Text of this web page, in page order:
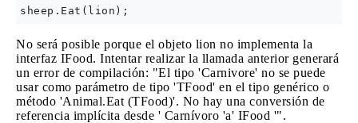
No será posible porque el objeto lion no implementa la
interfaz IFood. Intentar realizar la llamada anterior generará
un error de compilación: "El tipo 'Carnivore' no se puede
usar como parámetro de tipo 'TFood' en el tipo genérico o
método 'Animal.Eat (TFood)'. No hay una conversión de
referencia implícita desde ' Carnívoro 'a' IFood '".